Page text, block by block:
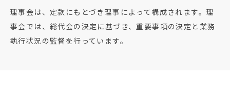
理事会は、定款にもとづき理事によって構成されます。理
事会では、総代会の決定に基づき、重要事項の決定と業務
執行状況の監督を行っています。